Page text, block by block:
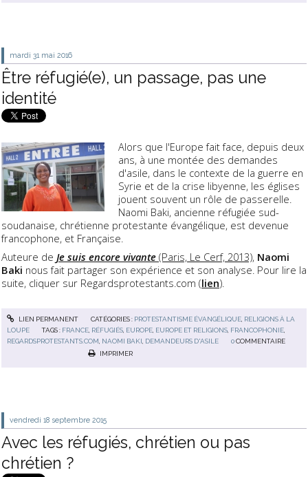
mardi 31 mai 2016
Être réfugié(e), un passage, pas une
identité
Alors que l'Europe fait face, depuis deux
ans, à une montée des demandes
d'asile, dans le contexte de la guerre en
Syrie et de la crise libyenne, les églises
jouent souvent un rôle de passerelle.
Naomi Baki, ancienne réfugiée sud-
soudanaise, chrétienne protestante évangélique, est devenue
francophone, et Française.
Auteure de Je suis encore vivante (Paris, Le Cerf, 2013), Naomi
Baki nous fait partager son expérience et son analyse. Pour lire la
suite, cliquer sur Regardsprotestants.com (lien).
LIEN PERMANENT CATÉGORIES : PROTESTANTISME ÉVANGÉLIQUE, RELIGIONS À LA
LOUPE
TAGS : FRANCE RÉFUGIÉS EUROPE EUROPE ET RELIGIONS FRANCOPHONIE
REGARDSPROTESTANTS.COM NAOMI BAKI DEMANDEURS D'ASILE 0 COMMENTAIRE
IMPRIMER
vendredi 18 septembre 2015
Avec les réfugiés, chrétien ou pas
chrétien ?